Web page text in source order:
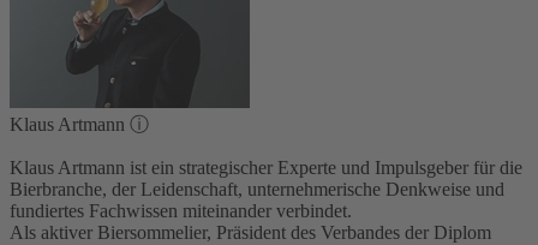
Klaus Artmann ⓘ
Klaus Artmann ist ein strategischer Experte und Impulsgeber für die
Bierbranche, der Leidenschaft, unternehmerische Denkweise und
fundiertes Fachwissen miteinander verbindet.
Als aktiver Biersommelier, Präsident des Verbandes der Diplom